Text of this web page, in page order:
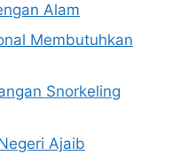
Alam
Membutuhkan
Snorkeling
Ajaib